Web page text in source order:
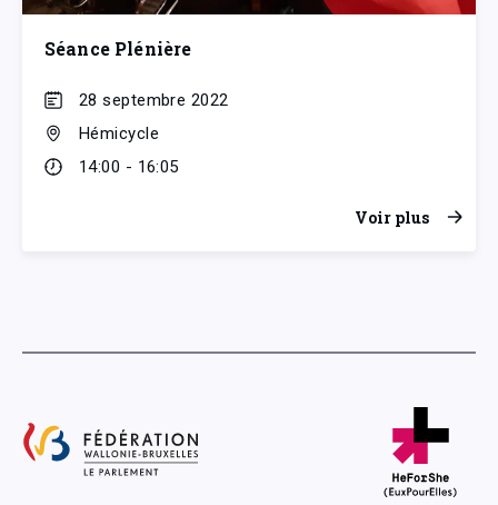
Séance Plénière
28 septembre 2022
Hémicycle
14:00 - 16:05
Voir plus